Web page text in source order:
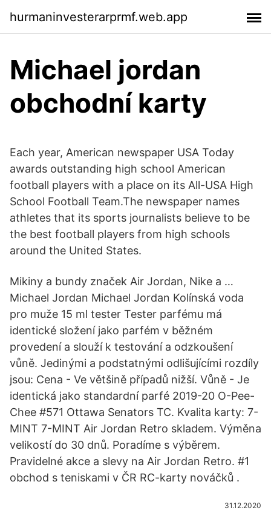
hurmaninvesterarprmf.web.app
Michael jordan
obchodní karty
Each year, American newspaper USA Today
awards outstanding high school American
football players with a place on its All-USA High
School Football Team.The newspaper names
athletes that its sports journalists believe to be
the best football players from high schools
around the United States.
Mikiny a bundy značek Air Jordan, Nike a …
Michael Jordan Michael Jordan Kolínská voda
pro muže 15 ml tester Tester parfému má
identické složení jako parfém v běžném
provedení a slouží k testování a odzkoušení
vůně. Jedinými a podstatnými odlišujícími rozdíly
jsou: Cena - Ve většině případů nižší. Vůně - Je
identická jako standardní parfé 2019-20 O-Pee-
Chee #571 Ottawa Senators TC. Kvalita karty: 7-
MINT 7-MINT Air Jordan Retro skladem. Výměna
velikostí do 30 dnů. Poradíme s výběrem.
Pravidelné akce a slevy na Air Jordan Retro. #1
obchod s teniskami v ČR RC-karty nováčků .
31.12.2020